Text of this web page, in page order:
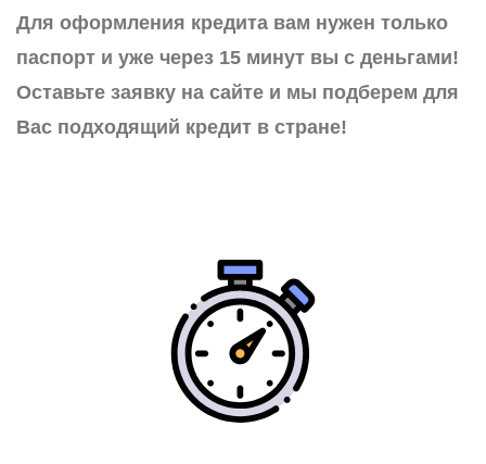
Для оформления кредита вам нужен только
паспорт и уже через 15 минут вы с деньгами!
Оставьте заявку на сайте и мы подберем для
Вас подходящий кредит в стране!